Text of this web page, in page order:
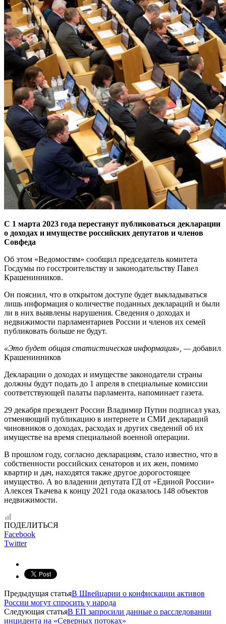
С 1 марта 2023 года перестанут публиковаться декларации
о доходах и имуществе российских депутатов и членов
Совфеда
Об этом «Ведомостям» сообщил председатель комитета
Госдумы по госстроительству и законодательству Павел
Крашенинников.
Он пояснил, что в открытом доступе будет выкладываться
лишь информация о количестве поданных деклараций и были
ли в них выявлены нарушения. Сведения о доходах и
недвижимости парламентариев России и членов их семей
публиковать больше не будут.
«Это будет общая статистическая информация», —добавил
Крашенинников
Декларации о доходах и имуществе законодатели страны
должны будут подать до 1 апреля в специальные комиссии
соответствующей палаты парламента, напоминает газета.
29 декабря президент России Владимир Путин подписал указ,
отменяющий публикацию в интернете и СМИ деклараций
чиновников о доходах, расходах и других сведений об их
имуществе на время специальной военной операции.
В прошлом году, согласно декларациям, стало известно, что в
собственности российских сенаторов и их жен, помимо
квартир и дач, находятся также другое дорогостоящее
имущество. А во владении депутата ГД от «Единой России»
Алексея Ткачева к концу 2021 года оказалось 148 объектов
недвижимости.
ПОДЕЛИТЬСЯ
Facebook
Twitter
Предыдущая статьяВ Швейцарии о конфискации активов
России могут спросить у народа
Следующая статьяВ ЕП запросили данные о расследовании
инцидента на «Северных потоках»